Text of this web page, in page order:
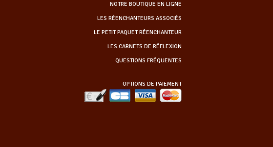
NOTRE BOUTIQUE EN LIGNE
LES RÉENCHANTEURS ASSOCIÉS
LE PETIT PAQUET RÉENCHANTEUR
LES CARNETS DE RÉFLEXION
QUESTIONS FRÉQUENTES
OPTIONS DE PAIEMENT